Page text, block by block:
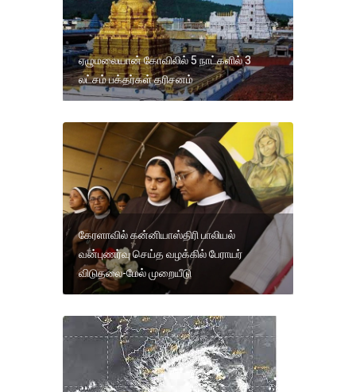
ஏழுமலையான் கோவிலில் 5 நாட்களில் 3
லட்சம் பக்தர்கள் தரிசனம்
கேரளாவில் கன்னியாஸ்திரி பாலியல்
வன்புணர்வு செய்த வழக்கில் பேராயர்
விடுதலை-மேல் முறையீடு